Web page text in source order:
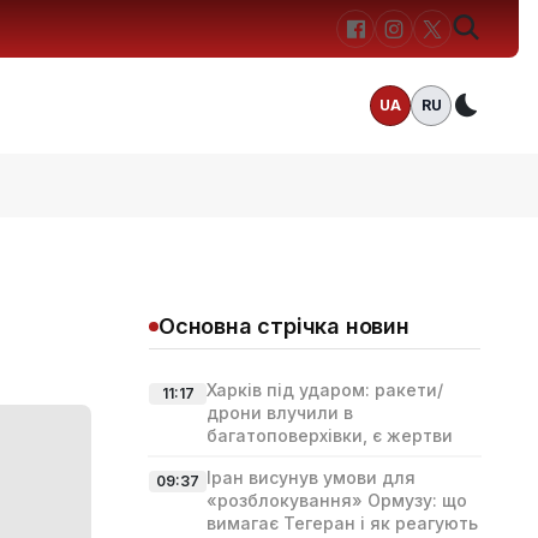
UA RU
Основна стрічка новин
11:17
Харків під ударом: ракети/
дрони влучили в
багатоповерхівки, є жертви
09:37 Іран висунув умови для
«розблокування» Ормузу: що
вимагає Тегеран і як реагують